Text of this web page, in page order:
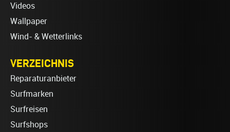
Videos
Wallpaper
Wind- & Wetterlinks
VERZEICHNIS
Reparaturanbieter
Surfmarken
Surfreisen
Surfshops